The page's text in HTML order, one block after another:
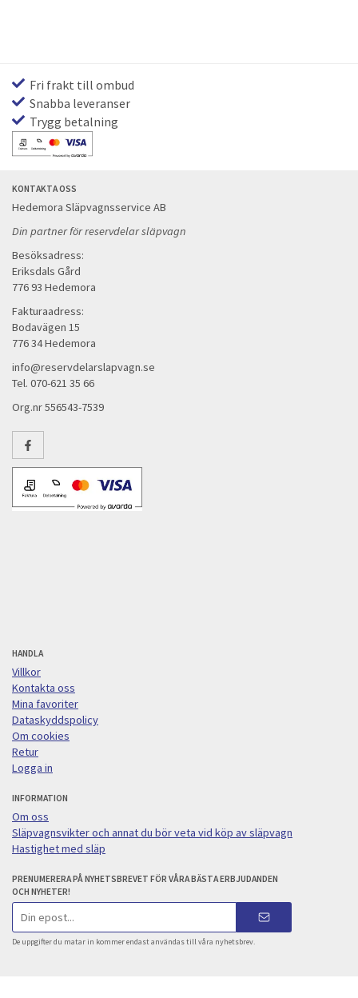
Fri frakt till ombud
Snabba leveranser
Trygg betalning
KONTAKTA OSS
Hedemora Släpvagnsservice AB
Din partner för reservdelar släpvagn
Besöksadress:
Eriksdals Gård
776 93 Hedemora
Fakturaadress:
Bodavägen 15
776 34 Hedemora
info@reservdelarslapvagn.se
Tel. 070-621 35 66
Org.nr 556543-7539
HANDLA
Villkor
Kontakta oss
Mina favoriter
Dataskyddspolicy
Om cookies
Retur
Logga in
INFORMATION
Om oss
Släpvagnsvikter och annat du bör veta vid köp av släpvagn
Hastighet med släp
PRENUMERERA PÅ NYHETSBREVET FÖR VÅRA BÄSTA ERBJUDANDEN
OCH NYHETER!
E-
postadress
De uppgifter du matar in kommer endast användas till våra nyhetsbrev.